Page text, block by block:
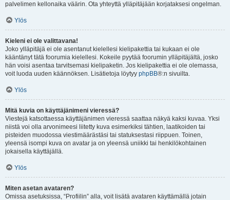
palvelimen kellonaika väärin. Ota yhteyttä ylläpitäjään korjataksesi ongelman.
Ylös
Kieleni ei ole valittavana!
Joko ylläpitäjä ei ole asentanut kielellesi kielipakettia tai kukaan ei ole
kääntänyt tätä foorumia kielellesi. Kokeile pyytää foorumin ylläpitäjältä, josko
hän voisi asentaa tarvitsemasi kielipaketin. Jos kielipakettia ei ole olemassa,
voit luoda uuden käännöksen. Lisätietoja löytyy phpBB®:n sivuilta.
Ylös
Mitä kuvia on käyttäjänimeni vieressä?
Viestejä katsottaessa käyttäjänimen vieressä saattaa näkyä kaksi kuvaa. Yksi
niistä voi olla arvonimeesi liitetty kuva esimerkiksi tähtien, laatikoiden tai
pisteiden muodossa viestimäärästäsi tai statuksestasi riippuen. Toinen,
yleensä isompi kuva on avatar ja on yleensä uniikki tai henkilökohtainen
jokaisella käyttäjällä.
Ylös
Miten asetan avataren?
Omissa asetuksissa, “Profiilin” alla, voit lisätä avataren käyttämällä jotain